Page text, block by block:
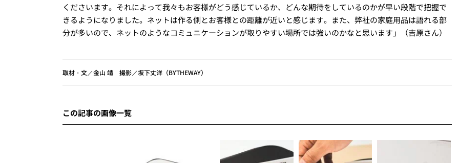
くださいます。それによって我々もお客様がどう感じているか、どんな期待をしているのかが早い段階で把握で
きるようになりました。ネットは作る側とお客様との距離が近いと感じます。また、弊社の家庭用品は語れる部
分が多いので、ネットのようなコミュニケーションが取りやすい場所では強いのかなと思います」（吉原さん）
取材・文／金山 靖 撮影／坂下丈洋（BYTHEWAY）
この記事の画像一覧